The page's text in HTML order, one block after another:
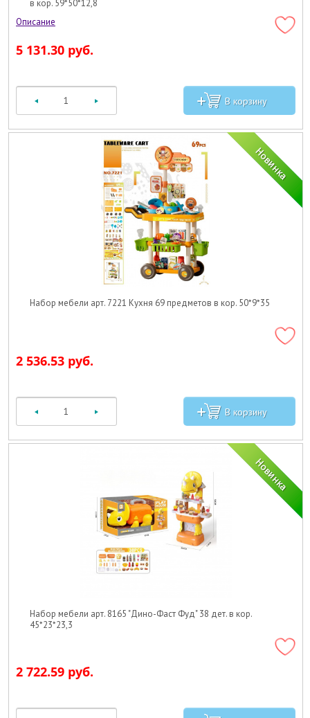
в кор. 59*50*12,8
5 131.30 руб.
Набор мебели арт. 7221 Кухня 69 предметов в кор. 50*9*35
2 536.53 руб.
Набор мебели арт. 8165 "Дино-Фаст Фуд" 38 дет. в кор.
45*23*23,3
2 722.59 руб.